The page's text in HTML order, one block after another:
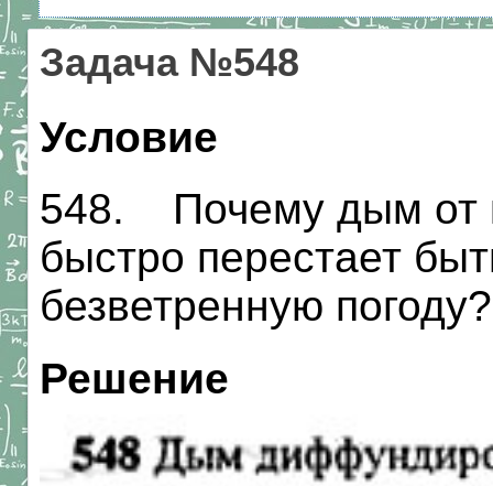
Задача №548
Условие
548. Почему дым от
быстро перестает
безветренную погоду?
Решение